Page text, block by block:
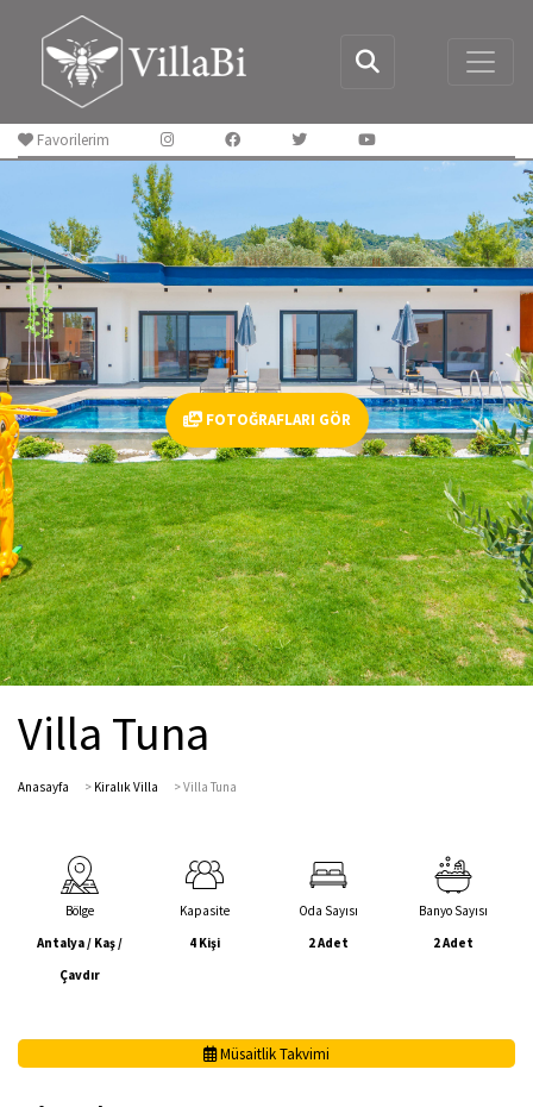
Favorilerim
FOTOĞRAFLARI GÖR
Villa Tuna
Anasayfa > Kiralık Villa >Villa Tuna
Bölge
Antalya / Kaş /
Çavdır
Kapasite
4 Kişi
Oda Sayısı
2 Adet
Banyo Sayısı
2 Adet
Müsaitlik Takvimi